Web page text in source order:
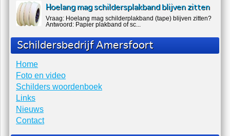
Hoelang mag schildersplakband blijven zitten
Vraag: Hoelang mag schilderplakband (tape) blijven zitten?
Antwoord: Papier plakband of sc...
Schildersbedrijf Amersfoort
Home
Foto en video
Schilders woordenboek
Links
Nieuws
Contact